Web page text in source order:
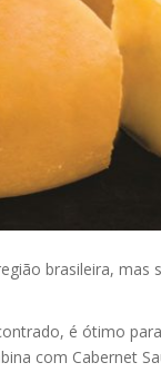
brasileira, mas
é ótimo
com Cabernet